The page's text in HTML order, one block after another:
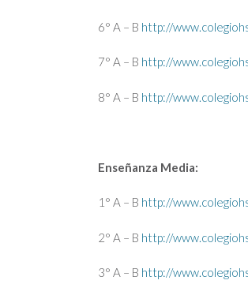
6° A – B http://
7° A – B http://
8° A – B http://
Enseñanza Media:
1° A – B http://
2° A – B http://
3° A – B http://